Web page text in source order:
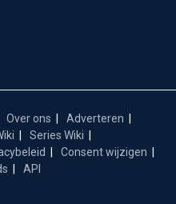
Over ons
Adverteren
Series Wiki
Consent wijzigen
API